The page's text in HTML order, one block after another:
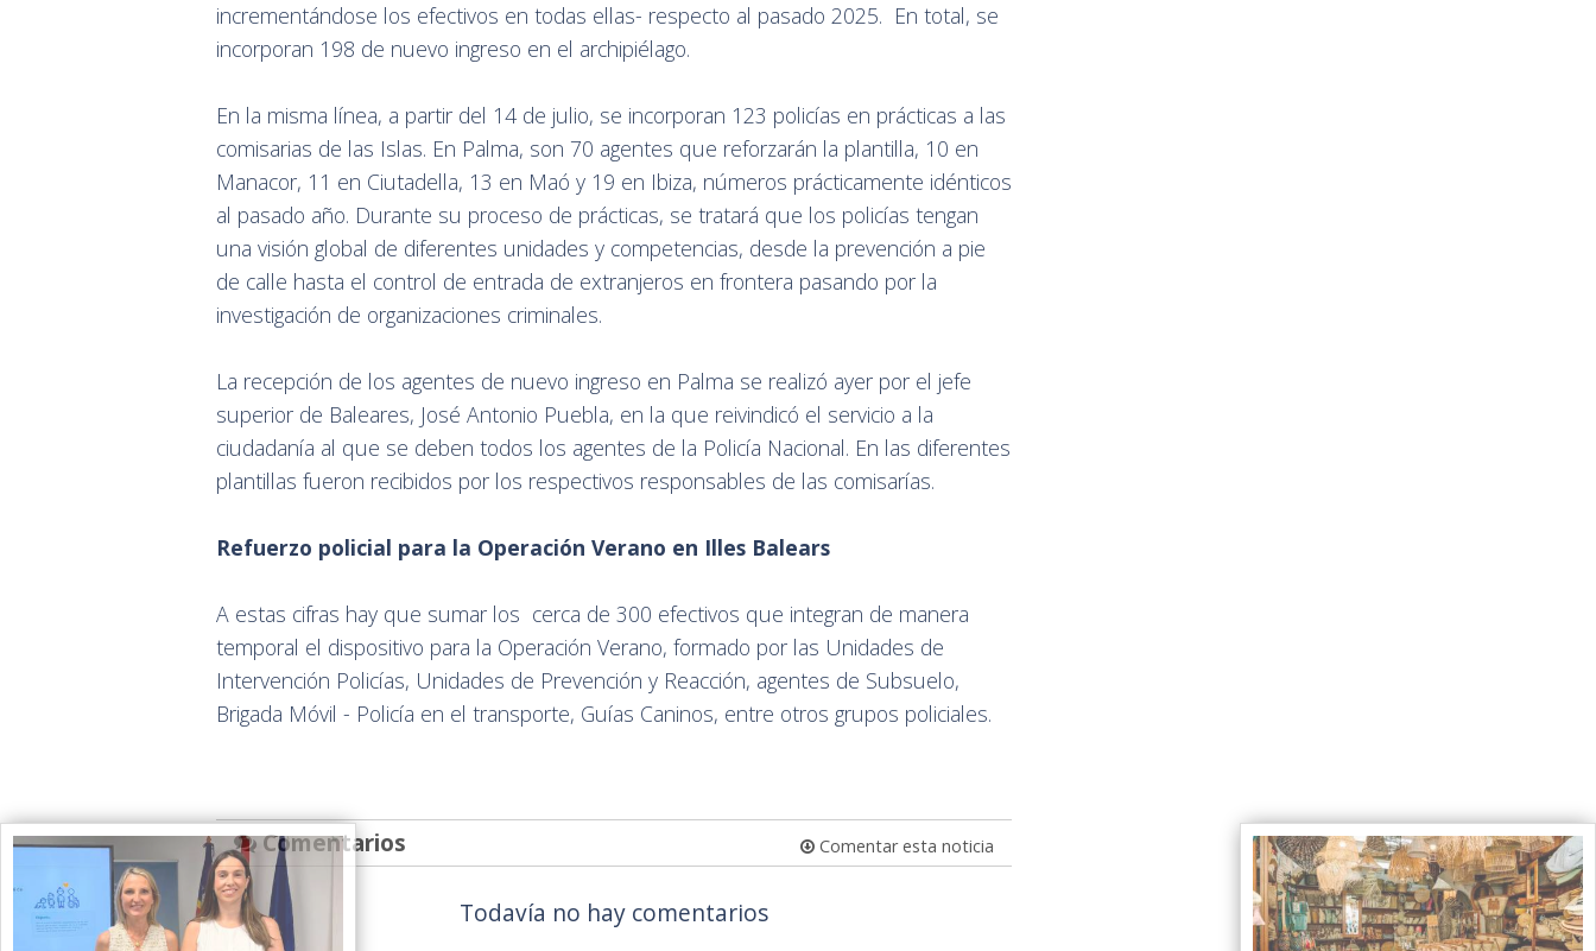
incrementándose los efectivos en todas ellas- respecto al pasado 2025. En total, se
incorporan 198 de nuevo ingreso en el archipiélago.
En la misma línea, a partir del 14 de julio, se incorporan 123 policías en prácticas a las
comisarias de las Islas. En Palma, son 70 agentes que reforzarán la plantilla, 10 en
Manacor, 11 en Ciutadella, 13 en Maó y 19 en Ibiza, números prácticamente idénticos
al pasado año. Durante su proceso de prácticas, se tratará que los policías tengan
una visión global de diferentes unidades y competencias, desde la prevención a pie
de calle hasta el control de entrada de extranjeros en frontera pasando por la
investigación de organizaciones criminales.
La recepción de los agentes de nuevo ingreso en Palma se realizó ayer por el jefe
superior de Baleares, José Antonio Puebla, en la que reivindicó el servicio a la
ciudadanía al que se deben todos los agentes de la Policía Nacional. En las diferentes
plantillas fueron recibidos por los respectivos responsables de las comisarías.
Refuerzo policial para la Operación Verano en Illes Balears
A estas cifras hay que sumar los cerca de 300 efectivos que integran de manera
temporal el dispositivo para la Operación Verano, formado por las Unidades de
Intervención Policías, Unidades de Prevención y Reacción, agentes de Subsuelo,
Brigada Móvil - Policía en el transporte, Guías Caninos, entre otros grupos policiales.
Comentarios Comentar esta noticia
Todavía no hay comentarios